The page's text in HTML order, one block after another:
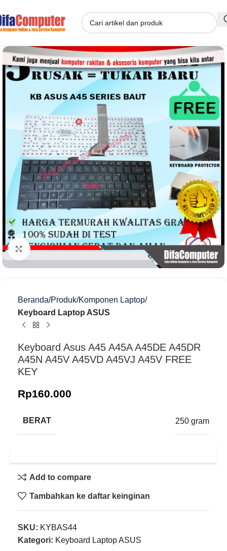
Klik untuk memperbesar
Beranda Produk Komponen Laptop
Keyboard Laptop ASUS
Keyboard Asus A45 A45A A45DE A45DR
A45N A45V A45VD A45VJ A45V FREE
KEY
Rp160.000
BERAT 250 gram
Add to compare
Tambahkan ke daftar keinginan
SKU: KYBAS44
Kategori: Keyboard Laptop ASUS